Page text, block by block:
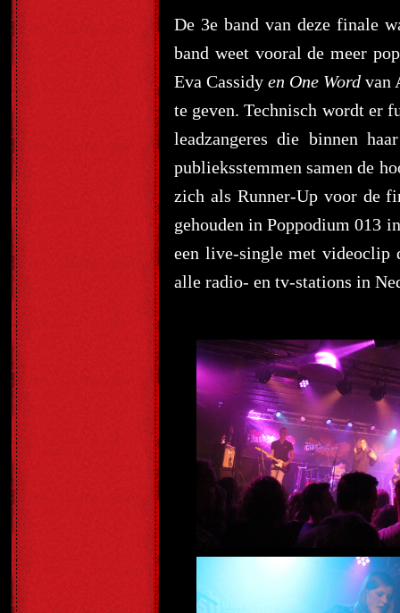
De 3e band van deze finale
band weet vooral de meer
Eva Cassidyen One Word van
te geven. Technisch wordt er
leadzangeres die binnen
publieksstemmen samen de
zich als Runner-Up voor de
gehouden in Poppodium 013
een live-single met videoclip
alle radio- en tv-stations in